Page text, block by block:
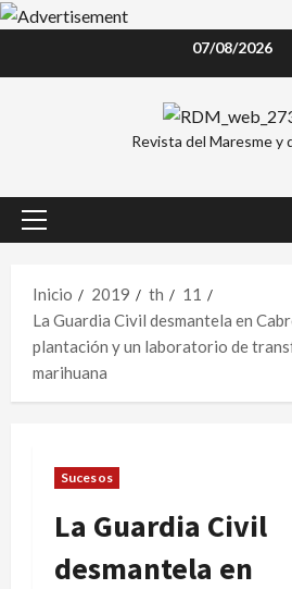
07/08/2026
Revista del Maresme y
Menú
Inicio
2019 th
11
La Guardia Civil desmantela en
plantación y un laboratorio de
marihuana
Sucesos
La Guardia Civil
desmantela en